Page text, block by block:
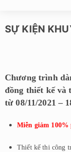
SỰ KIỆN
Chương trình
đồng thiết kế và
từ 08/11/2021 –
Miễn giảm
Thiết kế thi công